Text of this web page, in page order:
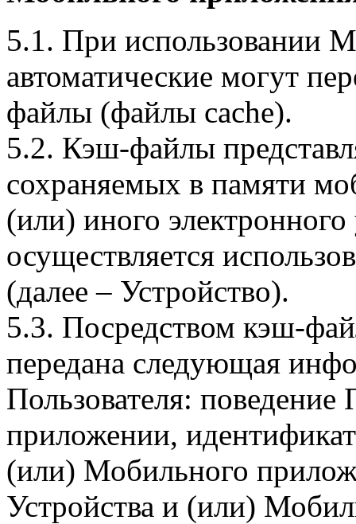
5.1. При использовании
автоматические могут
файлы (файлы cache).
5.2. Кэш-файлы
сохраняемых в памяти
(или) иного электронного
осуществляется
(далее – Устройство).
5.3. Посредством кэш-
передана следующая
Пользователя:
приложении,
(или) Мобильного
Устройства и (или)